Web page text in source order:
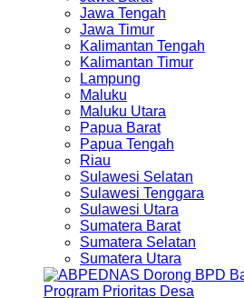
Jawa Tengah
Jawa Timur
Kalimantan Tengah
Kalimantan Timur
Lampung
Maluku
Maluku Utara
Papua Barat
Papua Tengah
Riau
Sulawesi Selatan
Sulawesi Tenggara
Sulawesi Utara
Sumatera Barat
Sumatera Selatan
Sumatera Utara